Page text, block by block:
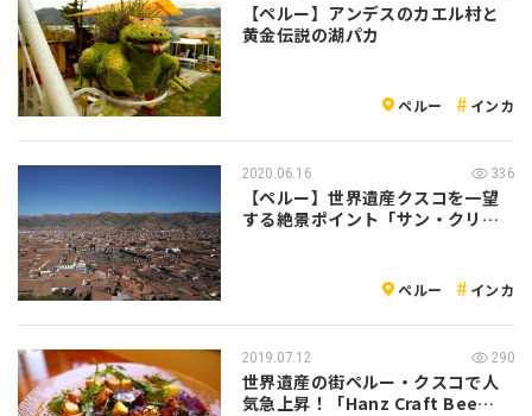
【ペルー】アンデスのカエル村と
黄金伝説の湖パカ
ペルー インカ
2020.06.16 336
【ペルー】世界遺産クスコを一望
する絶景ポイント「サン・クリス
ペルー インカ
2019.07.12 290
世界遺産の街ペルー・クスコで人
気急上昇！「Hanz Craft Bee…